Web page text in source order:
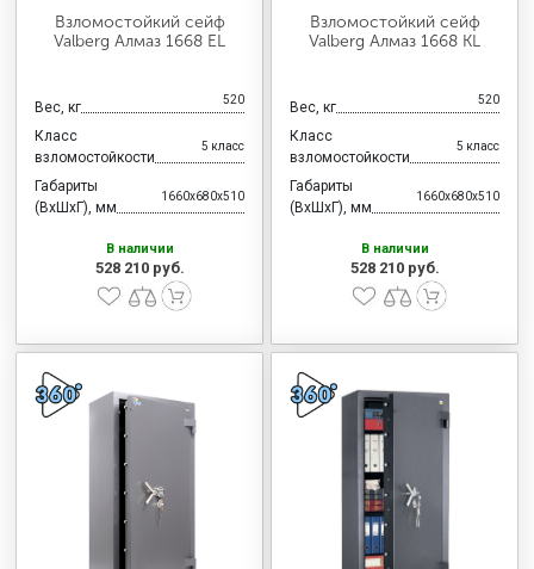
Взломостойкий сейф
Valberg Алмаз 1668 EL
Вес, кг 520
Класс
взломостойкости
5 класс
Габариты
(ВхШхГ), мм
1660x680x510
В наличии
528 210 руб.
Взломостойкий сейф
Valberg Алмаз 1668 KL
Вес, кг 520
Класс
взломостойкости
5 класс
Габариты
(ВхШхГ), мм
1660x680x510
В наличии
528 210 руб.